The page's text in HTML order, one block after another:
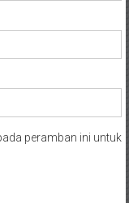
peramban ini untuk